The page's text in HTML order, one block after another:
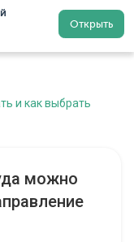
Открыть
Регистрация
и как выбрать
можно